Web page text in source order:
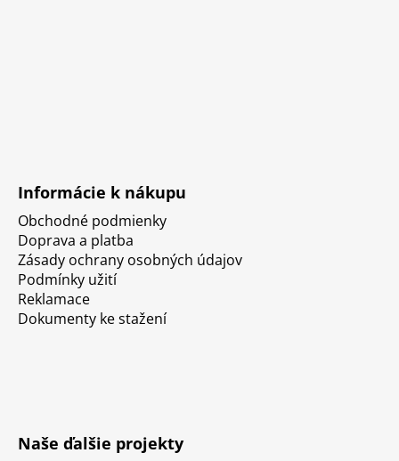
Informácie k nákupu
Obchodné podmienky
Doprava a platba
Zásady ochrany osobných údajov
Podmínky užití
Reklamace
Dokumenty ke stažení
Naše ďalšie projekty